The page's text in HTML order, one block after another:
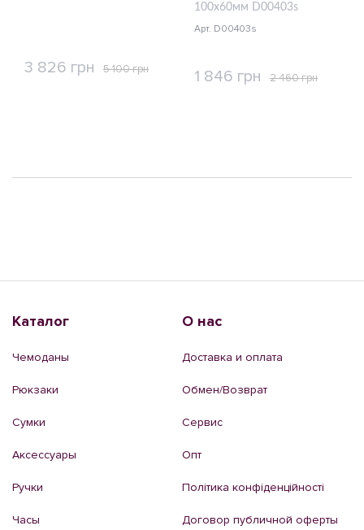
3 826 грн 5 100 грн
100x60мм D00403s
Арт. D00403s
1 846 грн 2 460 грн
Каталог
Чемоданы
Рюкзаки
Сумки
Аксессуары
Ручки
Часы
О нас
Доставка и оплата
Обмен/Возврат
Сервис
Опт
Політика конфіденційності
Договор публичной оферты